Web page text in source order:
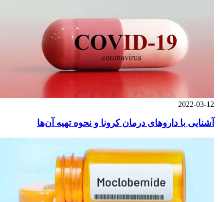
2022-03-12
آشنایی با داروهای درمان کرونا و نحوه تهیه آن‌ها